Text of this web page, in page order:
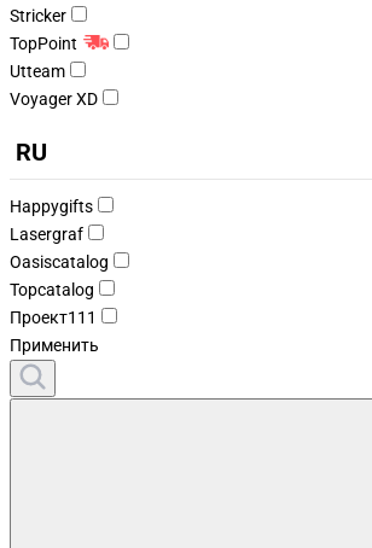
Stricker
TopPoint
Utteam
Voyager XD
RU
Happygifts
Lasergraf
Oasiscatalog
Topcatalog
Проект111
Применить